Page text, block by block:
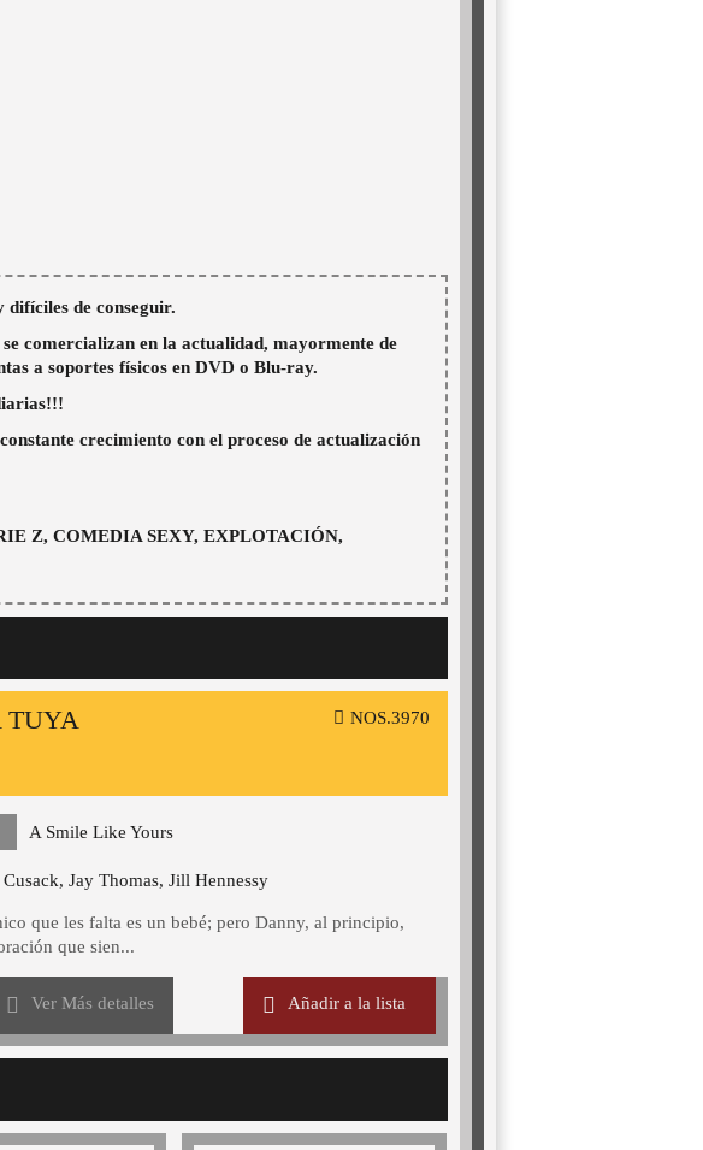
de conseguir.
comercializan en la actualidad, mayormente de
a soportes físicos en DVD o Blu-ray.
crecimiento con el proceso de actualización
Z, COMEDIA SEXY, EXPLOTACIÓN,
TUYA NOS.3970
A Smile Like Yours
Jay Thomas, Jill Hennessy
que les falta es un bebé; pero Danny, al principio,
que sien...
Ver Más detalles Añadir a la lista